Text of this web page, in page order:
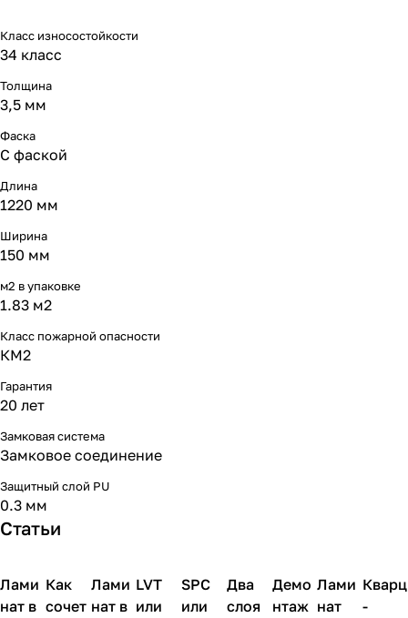
Класс износостойкости
34 класс
Толщина
3,5 мм
Фаска
С фаской
Длина
1220 мм
Ширина
150 мм
м2 в упаковке
1.83 м2
Класс пожарной опасности
КМ2
Гарантия
20 лет
Замковая система
Замковое соединение
Защитный слой PU
0.3 мм
Статьи
Напольные
покрытия
Лами
нат в
Напольные
покрытия
Как
сочет
Напольные
покрытия
Лами
нат в
Напольные
покрытия
LVT
или
Напольные
покрытия
SPC
или
Напольные
покрытия
Два
слоя
Напольные
покрытия
Демо
нтаж
Напольные
покрытия
Лами
нат
Кварц
-